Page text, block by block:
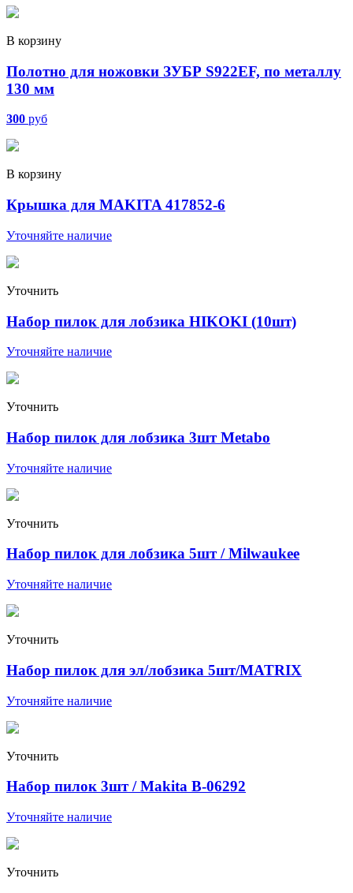
В корзину
Полотно для ножовки ЗУБР S922ЕF, по металлу
130 мм
300 руб
В корзину
Крышка для MAKITA 417852-6
Уточняйте наличие
Уточнить
Набор пилок для лобзика HIKOKI (10шт)
Уточняйте наличие
Уточнить
Набор пилок для лобзика 3шт Metabo
Уточняйте наличие
Уточнить
Набор пилок для лобзика 5шт / Milwaukee
Уточняйте наличие
Уточнить
Набор пилок для эл/лобзика 5шт/MATRIX
Уточняйте наличие
Уточнить
Набор пилок 3шт / Makita В-06292
Уточняйте наличие
Уточнить